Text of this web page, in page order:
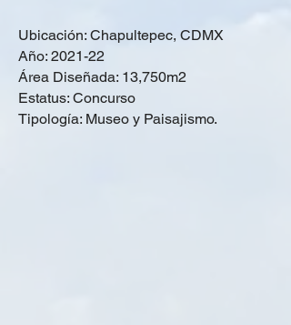
Ubicación: Chapultepec, CDMX
Año: 2021-22
Área Diseñada: 13,750m2
Estatus: Concurso
Tipología: Museo y Paisajismo.